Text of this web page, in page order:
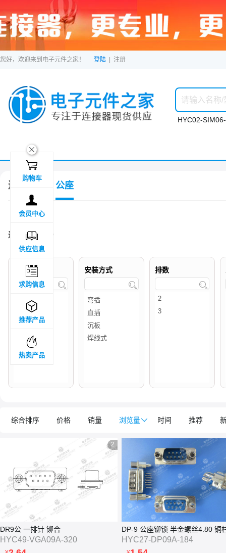
您好，欢迎来到电子元件之家！ 登陆 注册
HYC02-
连接器 公座
过滤结果 : 29
品牌属地

安装方式

排数

综合排序 价格 销量 浏览量 时间 推荐
2
DR9公 一排针 铆合
HYC49-VGA09A-320 HYC27-DP09A-184
ဆ

购物车

会员中心

供应信息

求购信息

推荐产品

热卖产品